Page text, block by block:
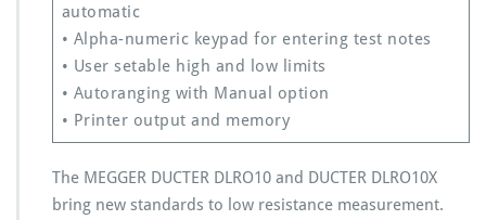
automatic
• Alpha-numeric keypad for entering test notes
• User setable high and low limits
• Autoranging with Manual option
• Printer output and memory
The MEGGER DUCTER DLRO10 and DUCTER DLRO10X
bring new standards to low resistance measurement.